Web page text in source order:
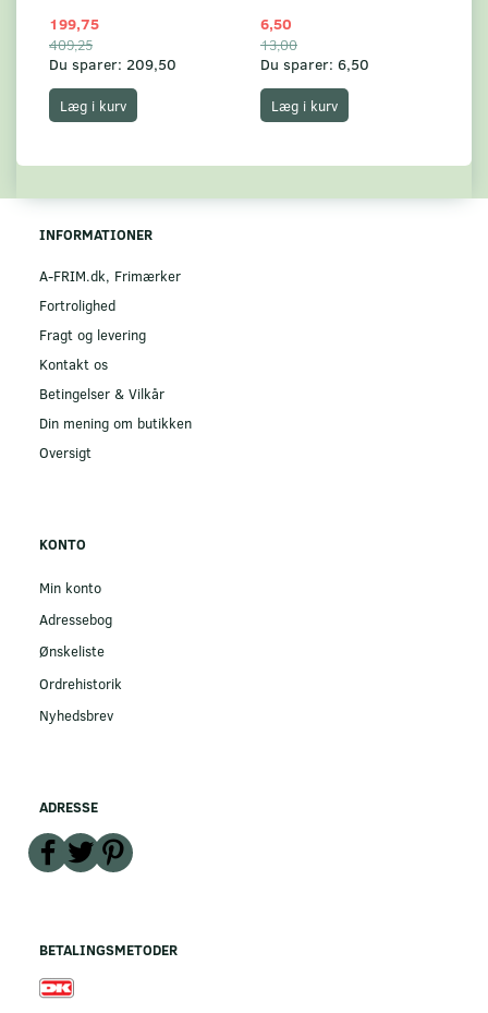
199,75
409,25
Du sparer: 209,50
Læg i kurv
6,50
13,00
Du sparer: 6,50
Læg i kurv
INFORMATIONER
A-FRIM.dk, Frimærker
Fortrolighed
Fragt og levering
Kontakt os
Betingelser & Vilkår
Din mening om butikken
Oversigt
KONTO
Min konto
Adressebog
Ønskeliste
Ordrehistorik
Nyhedsbrev
ADRESSE
BETALINGSMETODER